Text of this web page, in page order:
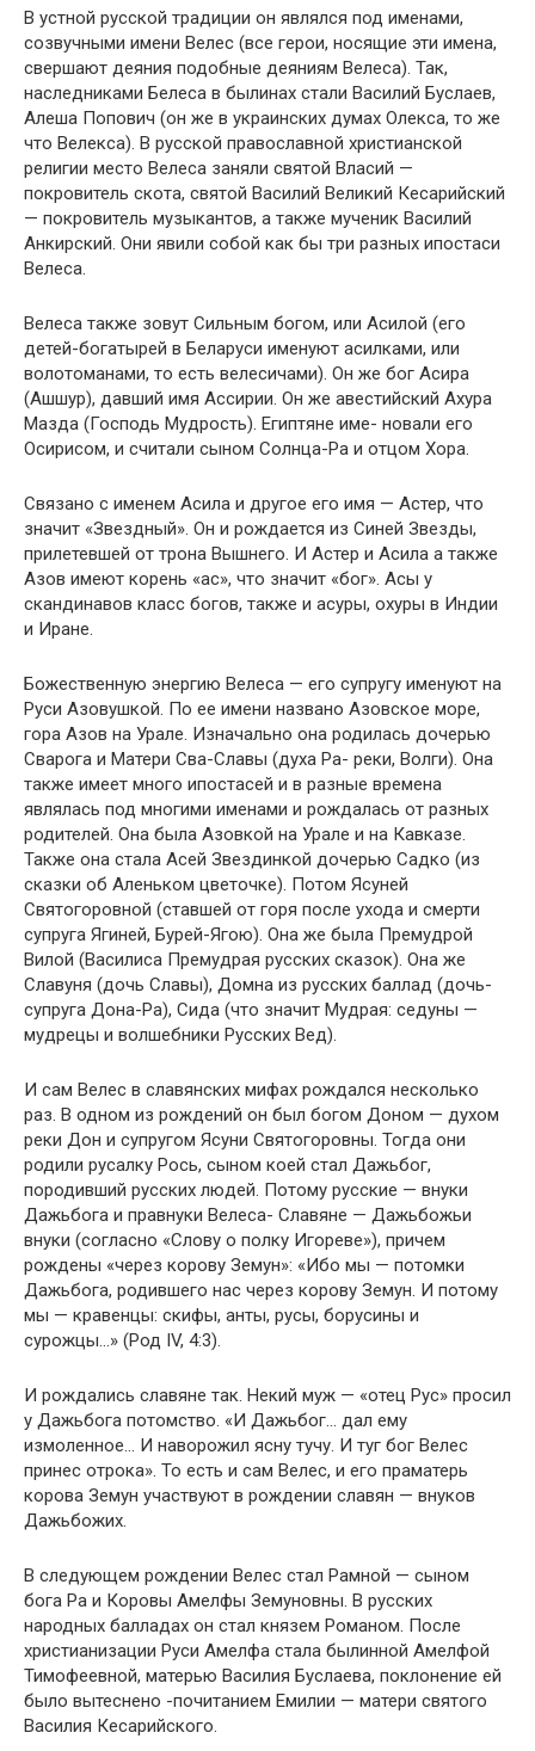
В устной русской традиции он являлся под именами,
созвучными имени Велес (все герои, носящие эти имена,
свершают деяния подобные деяниям Велеса). Так,
наследниками Белеса в былинах стали Василий Буслаев,
Алеша Попович (он же в украинских думах Олекса, то же
что Велекса). В русской православной христианской
религии место Велеса заняли святой Власий —
покровитель скота, святой Василий Великий Кесарийский
— покровитель музыкантов, а также мученик Василий
Анкирский. Они явили собой как бы три разных ипостаси
Велеса.
Велеса также зовут Сильным богом, или Асилой (его
детей-богатырей в Беларуси именуют асилками, или
волотоманами, то есть велесичами). Он же бог Асира
(Ашшур), давший имя Ассирии. Он же авестийский Ахура
Мазда (Господь Мудрость). Египтяне име- новали его
Осирисом, и считали сыном Солнца-Ра и отцом Хора.
Связано с именем Асила и другое его имя — Астер, что
значит «Звездный». Он и рождается из Синей Звезды,
прилетевшей от трона Вышнего. И Астер и Асила а также
Азов имеют корень «ас», что значит «бог». Асы у
скандинавов класс богов, также и асуры, охуры в Индии
и Иране.
Божественную энергию Велеса — его супругу именуют на
Руси Азовушкой. По ее имени названо Азовское море,
гора Азов на Урале. Изначально она родилась дочерью
Сварога и Матери Сва-Славы (духа Ра- реки, Волги). Она
также имеет много ипостасей и в разные времена
являлась под многими именами и рождалась от разных
родителей. Она была Азовкой на Урале и на Кавказе.
Также она стала Асей Звездинкой дочерью Садко (из
сказки об Аленьком цветочке). Потом Ясуней
Святогоровной (ставшей от горя после ухода и смерти
супруга Ягиней, Бурей-Ягою). Она же была Премудрой
Вилой (Василиса Премудрая русских сказок). Она же
Славуня (дочь Славы), Домна из русских баллад (дочь-
супруга Дона-Ра), Сида (что значит Мудрая: седуны —
мудрецы и волшебники Русских Вед).
И сам Велес в славянских мифах рождался несколько
раз. В одном из рождений он был богом Доном — духом
реки Дон и супругом Ясуни Святогоровны. Тогда они
родили русалку Рось, сыном коей стал Дажьбог,
породивший русских людей. Потому русские — внуки
Дажьбога и правнуки Велеса- Славяне — Дажьбожьи
внуки (согласно «Слову о полку Игореве»), причем
рождены «через корову Земун»: «Ибо мы — потомки
Дажьбога, родившего нас через корову Земун. И потому
мы — кравенцы: скифы, анты, русы, борусины и
сурожцы…» (Род IV, 4:3).
И рождались славяне так. Некий муж — «отец Рус» просил
у Дажьбога потомство. «И Дажьбог… дал ему
измоленное… И наворожил ясну тучу. И туг бог Велес
принес отрока». То есть и сам Велес, и его праматерь
корова Земун участвуют в рождении славян — внуков
Дажьбожих.
В следующем рождении Велес стал Рамной — сыном
бога Ра и Коровы Амелфы Земуновны. В русских
народных балладах он стал князем Романом. После
христианизации Руси Амелфа стала былинной Амелфой
Тимофеевной, матерью Василия Буслаева, поклонение ей
было вытеснено -почитанием Емилии — матери святого
Василия Кесарийского.